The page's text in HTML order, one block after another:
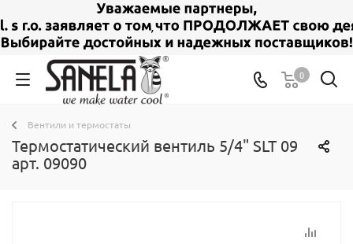
0
Вентили и термостаты
Термостатический вентиль 5/4" SLT 09
арт. 09090